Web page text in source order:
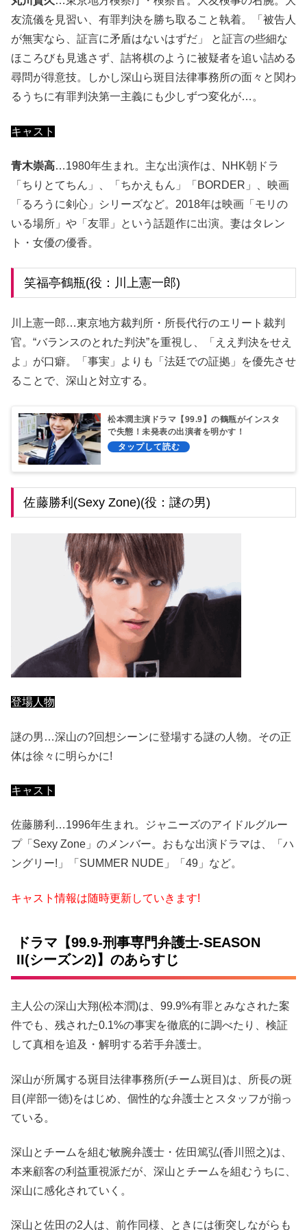
友流儀を見習い、有罪判決を勝ち取ること執着。「被告人
が無実なら、証言に矛盾はないはずだ」 と証言の些細な
ほころびも見逃さず、詰将棋のように被疑者を追い詰める
尋問が得意技。しかし深山ら斑目法律事務所の面々と関わ
るうちに有罪判決第一主義にも少しずつ変化が…。
キャスト
青木崇高…1980年生まれ。主な出演作は、NHK朝ドラ
「ちりとてちん」、「ちかえもん」「BORDER」、映画
「るろうに剣心」シリーズなど。2018年は映画「モリの
いる場所」や「友罪」という話題作に出演。妻はタレン
ト・女優の優香。
笑福亭鶴瓶(役：川上憲一郎)
川上憲一郎…東京地方裁判所・所長代行のエリート裁判
官。“バランスのとれた判決”を重視し、「ええ判決をせえ
よ」が口癖。「事実」よりも「法廷での証拠」を優先させ
ることで、深山と対立する。
松本潤主演ドラマ【99.9】の鶴瓶がインスタ
で失態！未発表の出演者を明かす！
佐藤勝利(Sexy Zone)(役：謎の男)
登場人物
謎の男…深山の?回想シーンに登場する謎の人物。その正
体は徐々に明らかに!
キャスト
佐藤勝利…1996年生まれ。ジャニーズのアイドルグルー
プ「Sexy Zone」のメンバー。おもな出演ドラマは、「ハ
ングリー!」「SUMMER NUDE」「49」など。
キャスト情報は随時更新していきます!
ドラマ【99.9-刑事専門弁護士-SEASON
II(シーズン2)】のあらすじ
主人公の深山大翔(松本潤)は、99.9%有罪とみなされた案
件でも、残された0.1%の事実を徹底的に調べたり、検証
して真相を追及・解明する若手弁護士。
深山が所属する斑目法律事務所(チーム斑目)は、所長の斑
目(岸部一徳)をはじめ、個性的な弁護士とスタッフが揃っ
ている。
深山とチームを組む敏腕弁護士・佐田篤弘(香川照之)は、
本来顧客の利益重視派だが、深山とチームを組むうちに、
深山に感化されていく。
深山と佐田の2人は、前作同様、ときには衝突しながらも